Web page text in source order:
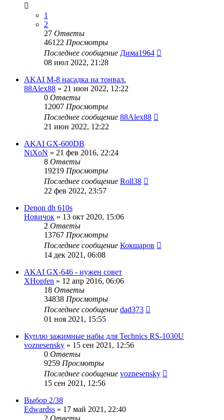
1
2
27 Ответы
46122 Просмотры
Последнее сообщение Дима1964
08 июл 2022, 21:28
AKAI M-8 насадка на тонвал.
88Alex88 » 21 июн 2022, 12:22
0 Ответы
12007 Просмотры
Последнее сообщение 88Alex88
21 июн 2022, 12:22
AKAI GX-600DB
NiXoN » 21 фев 2016, 22:24
8 Ответы
19219 Просмотры
Последнее сообщение Roll38
22 фев 2022, 23:57
Denon dh 610s
Новичок » 13 окт 2020, 15:06
2 Ответы
13767 Просмотры
Последнее сообщение Кокшаров
14 дек 2021, 06:08
AKAI GX-646 - нужен совет
XHopfen » 12 апр 2016, 06:06
18 Ответы
34838 Просмотры
Последнее сообщение dad373
01 ноя 2021, 15:55
Куплю зажимные набы для Technics RS-1030U
voznesensky » 15 сен 2021, 12:56
0 Ответы
9259 Просмотры
Последнее сообщение voznesensky
15 сен 2021, 12:56
Выбор 2/38
Edwardss » 17 май 2021, 22:40
2 Ответы